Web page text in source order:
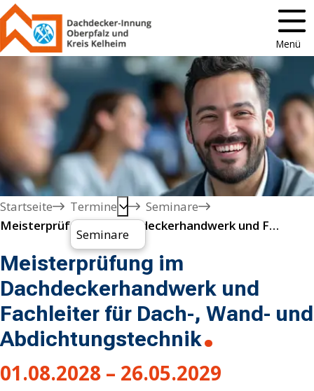
Menü
Startseite
Termine
Seminare
Seminare
Meisterprüfung im Dachdeckerhandwerk und Fachleiter für Dach-, Wand- und Abdichtungstechnik
Meisterprüfung im
Dachdeckerhandwerk und
Fachleiter für Dach-, Wand- und
Abdichtungstechnik
01.08.2028 – 26.05.2029